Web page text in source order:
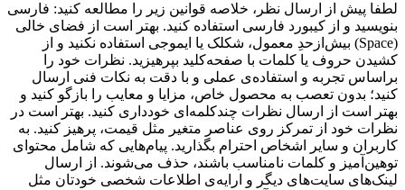
لطفا پیش از ارسال نظر، خلاصه قوانین زیر را مطالعه کنید: فارسی
بنویسید و از کیبورد فارسی استفاده کنید. بهتر است از فضای خالی
(Space) بیش‌از‌حدِ معمول، شکلک یا ایموجی استفاده نکنید و از
کشیدن حروف یا کلمات با صفحه‌کلید بپرهیزید. نظرات خود را
براساس تجربه و استفاده‌ی عملی و با دقت به نکات فنی ارسال
کنید؛ بدون تعصب به محصول خاص، مزایا و معایب را بازگو کنید و
بهتر است از ارسال نظرات چندکلمه‌‌ای خودداری کنید. بهتر است در
نظرات خود از تمرکز روی عناصر متغیر مثل قیمت، پرهیز کنید. به
کاربران و سایر اشخاص احترام بگذارید. پیام‌هایی که شامل محتوای
توهین‌آمیز و کلمات نامناسب باشند، حذف می‌شوند. از ارسال
لینک‌های سایت‌های دیگر و ارایه‌ی اطلاعات شخصی خودتان مثل